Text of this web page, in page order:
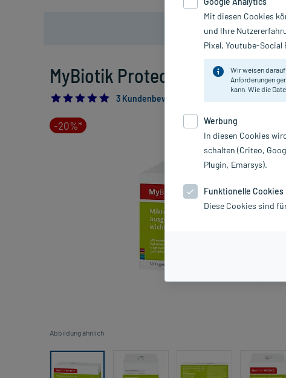
MyBiotik Protect Pulver, 30X2 g
5.0
3 Kundenbewertungen*
-20%*
Abbildung ähnlich
Mit diesen Cookies
und Ihre
Pixel, Youtube-Social
Wir weisen
Anforderungen
kann. Wie die
Werbung
In diesen Cookies
schalten (Criteo,
Plugin, Emarsys).
Funktionelle Cookies
Diese Cookies sind